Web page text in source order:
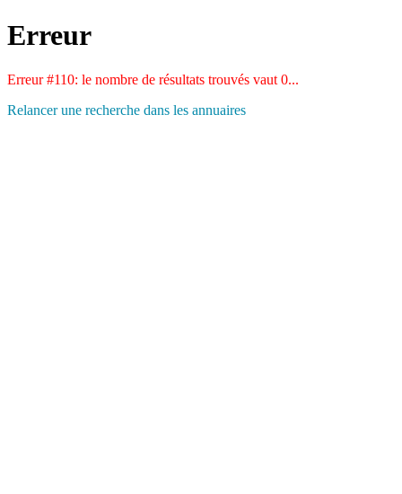
Erreur
Erreur #110: le nombre de résultats trouvés vaut 0...
Relancer une recherche dans les annuaires